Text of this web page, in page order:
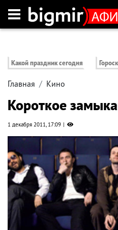
Какой праздник сегодня
Главная Кино
Короткое
1 декабря 2011, 17:09